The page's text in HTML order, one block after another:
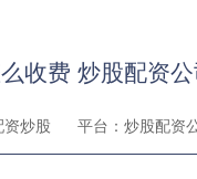
收费 炒股配资
炒股 平台：炒股配资